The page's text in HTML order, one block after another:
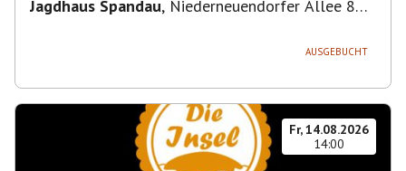
Jagdhaus Spandau, Niederneuendorfer Allee 80,
AUSGEBUCHT
Fr, 14.08.2026
14:00